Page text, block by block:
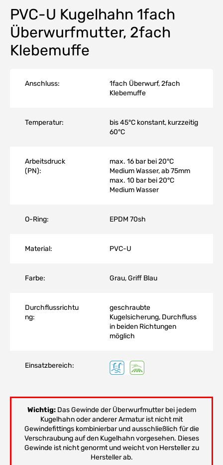
PVC-U Kugelhahn 1fach
Überwurfmutter, 2fach
Klebemuffe
Anschluss:
1fach Überwurf, 2fach
Klebemuffe
Temperatur:
bis 45°C konstant, kurzzeitig
60°C
Arbeitsdruck
(PN):
max. 16 bar bei 20°C
Medium Wasser, ab 75mm
max. 10 bar bei 20°C
Medium Wasser
O-Ring: EPDM 70sh
Material: PVC-U
Farbe: Grau, Griff Blau
Durchflussrichtu
ng:
geschraubte
Kugelsicherung, Durchfluss
in beiden Richtungen
möglich
Einsatzbereich:
Wichtig:Das Gewinde der Überwurfmutter bei jedem
Kugelhahn oder anderer Armatur ist nicht mit
Gewindefittings kombinierbar und ausschließlich für die
Verschraubung auf den Kugelhahn vorgesehen. Dieses
Gewinde ist nicht genormt und weicht von Hersteller zu
Hersteller ab.